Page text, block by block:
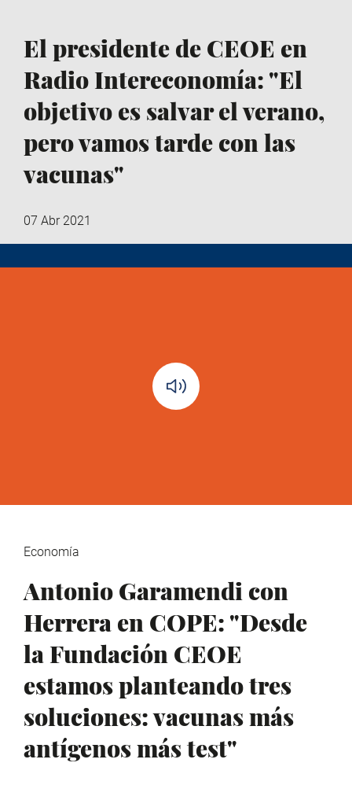
El presidente de CEOE en
Radio Intereconomía: "El
objetivo es salvar el verano,
pero vamos tarde con las
vacunas"
07 Abr 2021
Economía
Antonio Garamendi con
Herrera en COPE: "Desde
la Fundación CEOE
estamos planteando tres
soluciones: vacunas más
antígenos más test"